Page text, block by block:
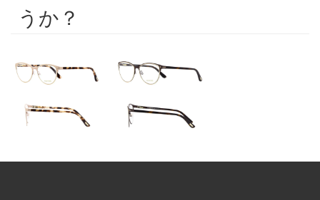
うか？